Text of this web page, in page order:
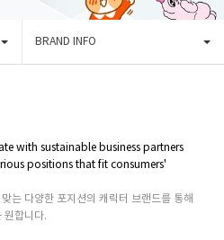
BRAND INFO
with sustainable business partners
positions that fit consumers'
는 다양한 포지션의 캐릭터 브랜드를 통해
원합니다.